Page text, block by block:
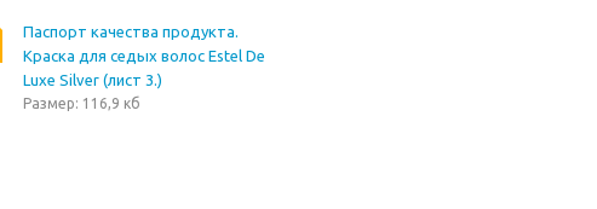
Паспорт качества продукта.
Краска для седых волос Estel De
Luxe Silver (лист 3.)
Размер: 116,9 кб